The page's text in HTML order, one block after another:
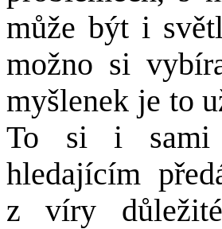
může být i
možno si
myšlenek je to
To si i sami
hledajícím
z víry